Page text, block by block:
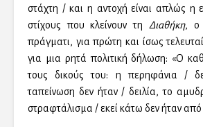
στάχτη / και η αντοχή είναι απλώς η
στίχους που κλείνουν τη Διαθήκη, ο
πράγματι, για πρώτη και ίσως
για μια ρητά πολιτική δήλωση: «Ο
τους δικούς του: η περηφάνια /
ταπείνωση δεν ήταν / δειλία, το
στραφτάλισμα / εκεί κάτω δεν ήταν από